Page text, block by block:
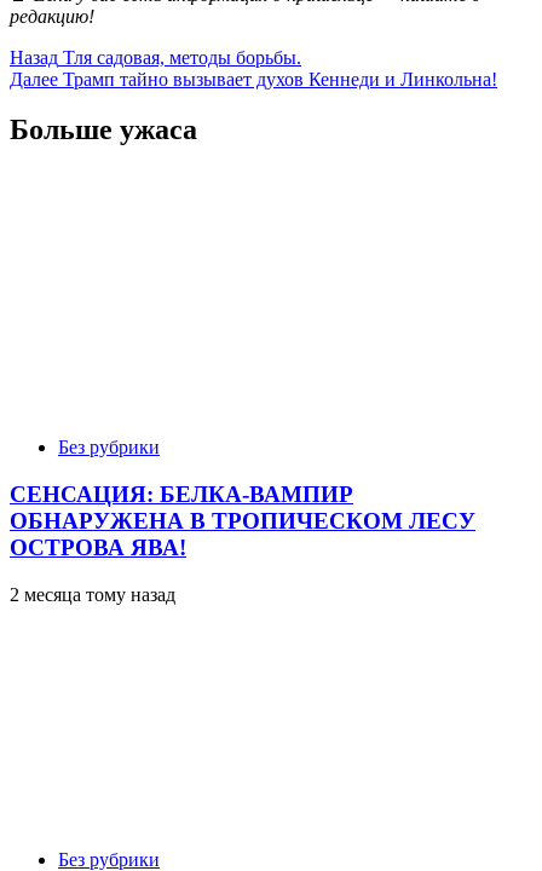
редакцию!
Post
navigation
Назад Тля садовая, методы борьбы.
Далее Трамп тайно вызывает духов Кеннеди и Линкольна!
Больше ужаса
Без рубрики
СЕНСАЦИЯ: БЕЛКА-ВАМПИР
ОБНАРУЖЕНА В ТРОПИЧЕСКОМ ЛЕСУ
ОСТРОВА ЯВА!
2 месяца тому назад
Без рубрики